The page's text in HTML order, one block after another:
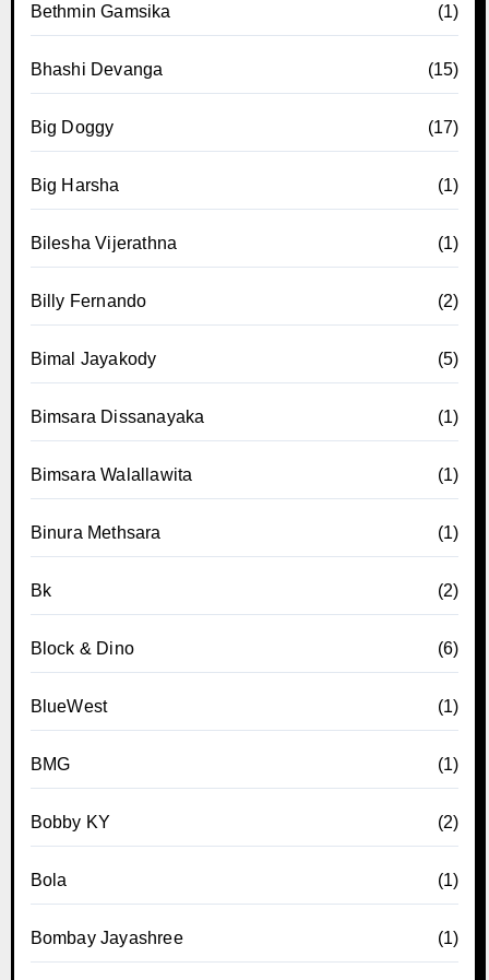
Bethmin Gamsika (1)
Bhashi Devanga (15)
Big Doggy (17)
Big Harsha (1)
Bilesha Vijerathna (1)
Billy Fernando (2)
Bimal Jayakody (5)
Bimsara Dissanayaka (1)
Bimsara Walallawita (1)
Binura Methsara (1)
Bk (2)
Block & Dino (6)
BlueWest (1)
BMG (1)
Bobby KY (2)
Bola (1)
Bombay Jayashree (1)